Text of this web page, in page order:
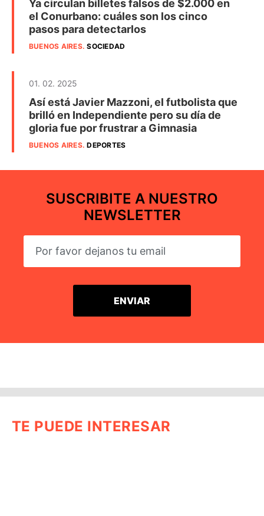
Ya circulan billetes falsos de $2.000 en
el Conurbano: cuáles son los cinco
pasos para detectarlos
BUENOS AIRES.SOCIEDAD
01. 02. 2025
Así está Javier Mazzoni, el futbolista que
brilló en Independiente pero su día de
gloria fue por frustrar a Gimnasia
BUENOS AIRES.DEPORTES
SUSCRIBITE A NUESTRO
NEWSLETTER
TE PUEDE INTERESAR